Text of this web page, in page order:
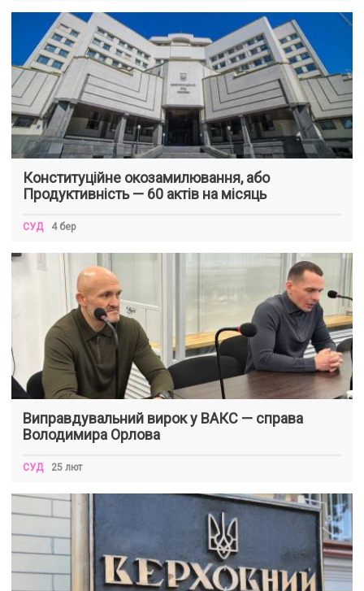
Конституційне окозамилювання, або
Продуктивність — 60 актів на місяць
СУД 4 бер
Виправдувальний вирок у ВАКС — справа
Володимира Орлова
СУД 25 лют